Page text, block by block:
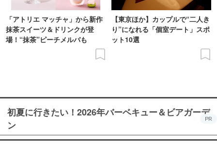
「アトリエ マッチャ」から新作
抹茶スイーツ＆ドリンクが登
場！“抹茶”ピーチメルバも
【東京ほか】カップルで“二人き
り”になれる「個室デート」スポ
ット10選
初夏に行きたい！2026年バーベキュー＆ビアガーデ
ン
PR